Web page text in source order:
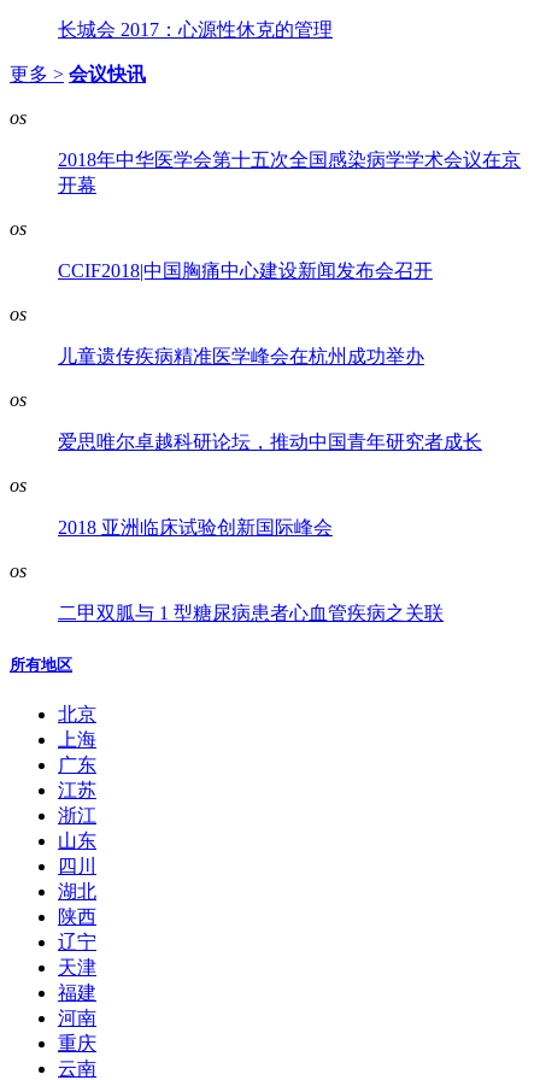
长城会 2017：心源性休克的管理
更多 > 会议快讯
os
2018年中华医学会第十五次全国感染病学学术会议在京
开幕
os
CCIF2018|中国胸痛中心建设新闻发布会召开
os
儿童遗传疾病精准医学峰会在杭州成功举办
os
爱思唯尔卓越科研论坛，推动中国青年研究者成长
os
2018 亚洲临床试验创新国际峰会
os
二甲双胍与 1 型糖尿病患者心血管疾病之关联
所有地区
北京
上海
广东
江苏
浙江
山东
四川
湖北
陕西
辽宁
天津
福建
河南
重庆
云南